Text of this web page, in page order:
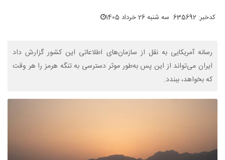
کدخبر: 635692 سه شنبه 26 خرداد 1405
رسانه آمریکایی به نقل از سازمان‌های اطلاعاتی این کشور گزارش داد
ایران می‌تواند از این پس به‌طور موثر دسترسی به تنگه هرمز را هر وقت
که بخواهد، ببندد.